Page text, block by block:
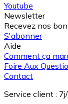
Youtube
Newsletter
Recevez nos
S'abonner
Aide
Comment ça
Foire Aux
Contact
Service client :